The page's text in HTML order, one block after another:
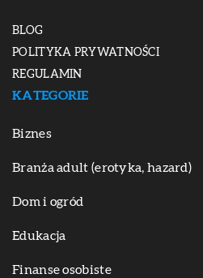
BLOG
POLITYKA PRYWATNOŚCI
REGULAMIN
KATEGORIE
Biznes
Branża adult (erotyka, hazard)
Dom i ogród
Edukacja
Finanse osobiste